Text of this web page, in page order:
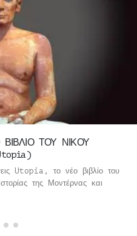
ΤΟΥ ΝΙΚΟΥ
Utopia, το νέο βιβλίο του
της Μοντέρνας και